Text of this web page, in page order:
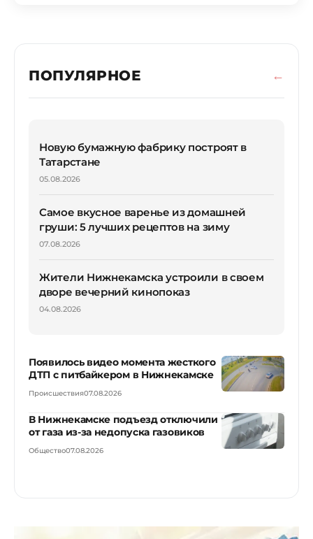
ПОПУЛЯРНОЕ
Новую бумажную фабрику построят в
Татарстане
05.08.2026
Самое вкусное варенье из домашней
груши: 5 лучших рецептов на зиму
07.08.2026
Жители Нижнекамска устроили в своем
дворе вечерний кинопоказ
04.08.2026
Появилось видео момента жесткого
ДТП с питбайкером в Нижнекамске
Происшествия07.08.2026
В Нижнекамске подъезд отключили
от газа из-за недопуска газовиков
Общество07.08.2026